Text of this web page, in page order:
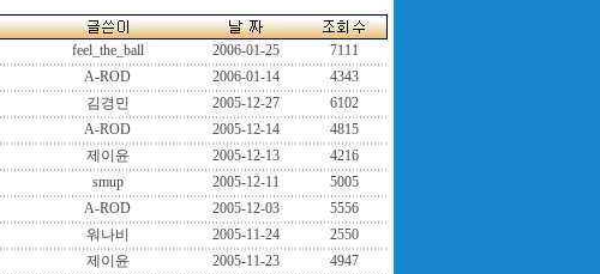
feel_the_ball 2006-01-25
7111
A-ROD 2006-01-14
4343
김경민 2005-12-27
6102
A-ROD 2005-12-14
4815
제이윤 2005-12-13
4216
smup 2005-12-11
5005
A-ROD 2005-12-03
5556
워나비 2005-11-24
2550
제이윤 2005-11-23
4947